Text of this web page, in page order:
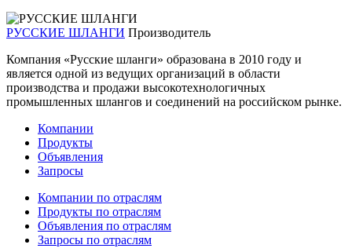
РУССКИЕ ШЛАНГИ Производитель
Компания «Русские шланги» образована в 2010 году и
является одной из ведущих организаций в области
производства и продажи высокотехнологичных
промышленных шлангов и соединений на российском рынке.
Компании
Продукты
Объявления
Запросы
Компании по отраслям
Продукты по отраслям
Объявления по отраслям
Запросы по отраслям